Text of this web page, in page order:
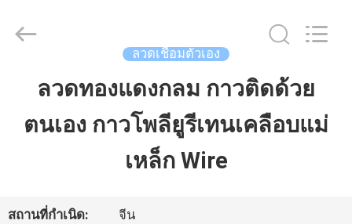
บ้าน
วิดีโอ
Electric
Material
ลวดเชื่อมตัวเอง
ลวดทองแดงกลม กาวติดด้วย
ตนเอง กาวโพลียูรีเทนเคลือบแม่
เหล็ก Wire
สถานที่กำเนิด: จีน